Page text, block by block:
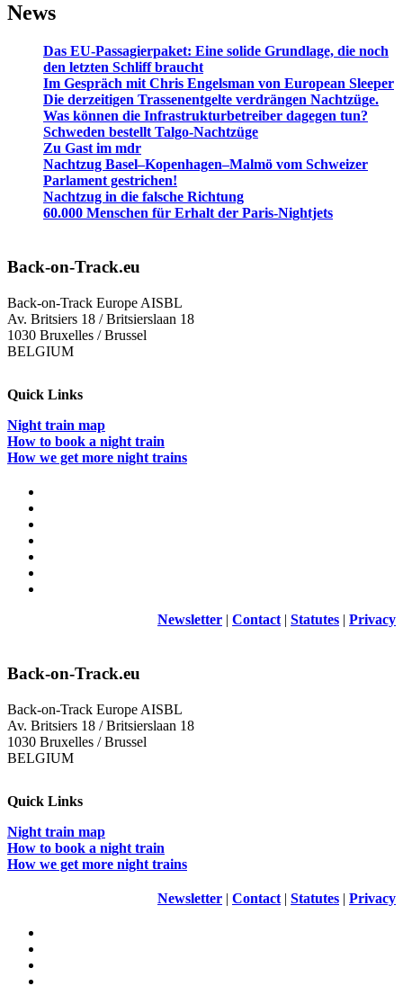
News
Das EU-Passagierpaket: Eine solide Grundlage, die noch
den letzten Schliff braucht
Im Gespräch mit Chris Engelsman von European Sleeper
Die derzeitigen Trassenentgelte verdrängen Nachtzüge.
Was können die Infrastrukturbetreiber dagegen tun?
Schweden bestellt Talgo-Nachtzüge
Zu Gast im mdr
Nachtzug Basel–Kopenhagen–Malmö vom Schweizer
Parlament gestrichen!
Nachtzug in die falsche Richtung
60.000 Menschen für Erhalt der Paris-Nightjets
Back-on-Track.eu
Back-on-Track Europe AISBL
Av. Britsiers 18 / Britsierslaan 18
1030 Bruxelles / Brussel
BELGIUM
Quick Links
Night train map
How to book a night train
How we get more night trains
Newsletter | Contact | Statutes | Privacy
Back-on-Track.eu
Back-on-Track Europe AISBL
Av. Britsiers 18 / Britsierslaan 18
1030 Bruxelles / Brussel
BELGIUM
Quick Links
Night train map
How to book a night train
How we get more night trains
Newsletter | Contact | Statutes | Privacy